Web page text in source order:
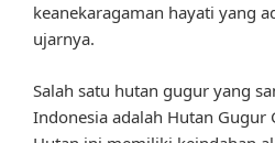
keanekaragaman hayati yang
ujarnya.
Salah satu hutan gugur yang
Indonesia adalah Hutan Gugur